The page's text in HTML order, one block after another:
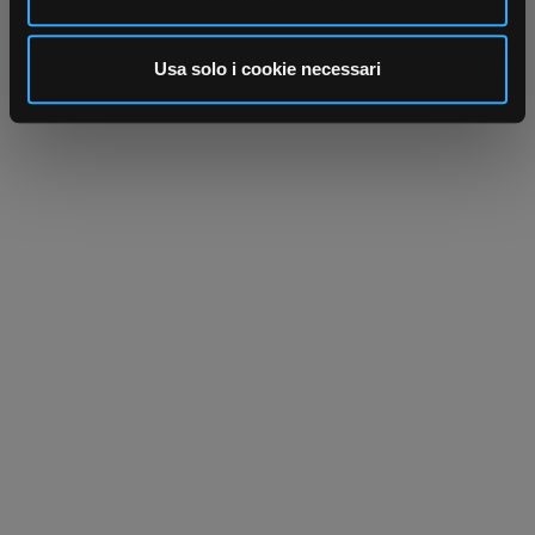
analizzare il nostro traffico. Condividiamo inoltre
informazioni sul modo in cui utilizza il nostro sito con i
nostri partner che si occupano di analisi dei dati web,
pubblicità e social media, i quali potrebbero combinarle
Usa solo i cookie necessari